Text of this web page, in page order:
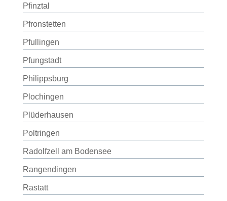
Pfinztal
Pfronstetten
Pfullingen
Pfungstadt
Philippsburg
Plochingen
Plüderhausen
Poltringen
Radolfzell am Bodensee
Rangendingen
Rastatt